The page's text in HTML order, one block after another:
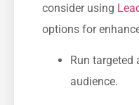
consider using‍
options for
Run targeted
audience.